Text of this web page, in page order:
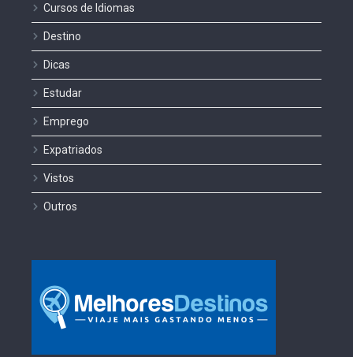
Cursos de Idiomas
Destino
Dicas
Estudar
Emprego
Expatriados
Vistos
Outros